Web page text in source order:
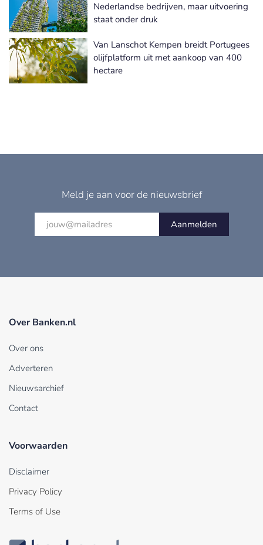
Nederlandse bedrijven, maar uitvoering
staat onder druk
Van Lanschot Kempen breidt Portugees
olijfplatform uit met aankoop van 400
hectare
Meld je aan voor de nieuwsbrief
Aanmelden
Over Banken.nl
Over ons
Adverteren
Nieuwsarchief
Contact
Voorwaarden
Disclaimer
Privacy Policy
Terms of Use